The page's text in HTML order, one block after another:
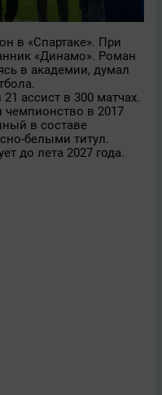
в «Спартаке». При
«Динамо». Роман
в академии, думал
ассист в 300 матчах.
в 2017
в составе
белыми титул.
до лета 2027 года.